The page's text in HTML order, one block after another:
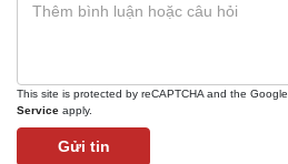
This site is protected by reCAPTCHA and the Google
Service apply.
Gửi tin